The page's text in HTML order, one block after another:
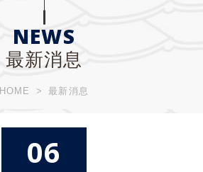
NEWS
最新消息
HOME 最新消息
06